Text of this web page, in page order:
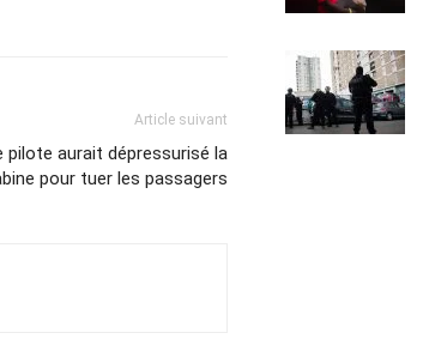
Article suivant
pilote aurait dépressurisé la
pour tuer les passagers